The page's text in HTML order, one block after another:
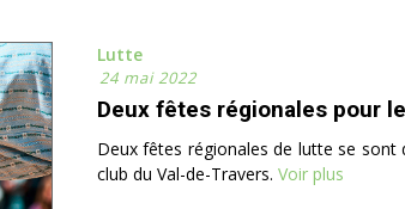
Lutte
24 mai 2022
Deux fêtes régionales pour
Deux fêtes régionales de lutte se sont
club du Val-de-Travers. Voir plus